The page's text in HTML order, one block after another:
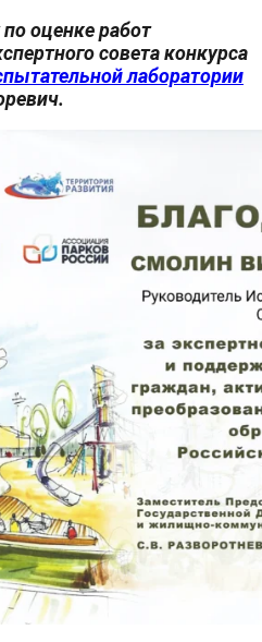
оценке работ
совета конкурса
лаборатории